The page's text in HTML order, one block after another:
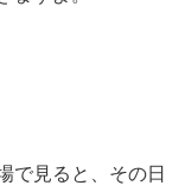
で見ると、その日